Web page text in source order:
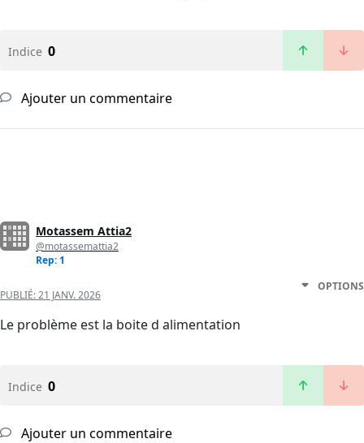
Indice 0
Ajouter un commentaire
Motassem Attia2
@motassemattia2
Rep: 1
PUBLIÉ:21 JANV. 2026
OPTIONS
Le problème est la boite d alimentation
Indice 0
Ajouter un commentaire